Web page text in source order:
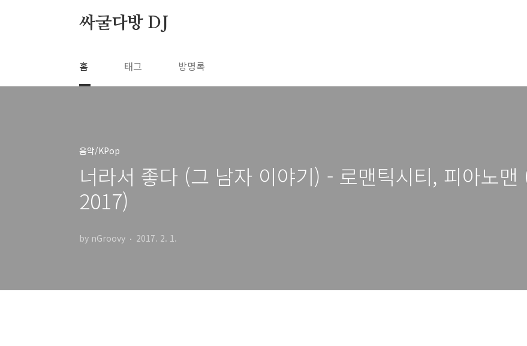
싸굴다방 DJ
홈 태그 방명록
음악/KPop
너라서 좋다 (그 남자 이야기) - 로맨틱시티, 피아노
2017)
by nGroovy 2017. 2. 1.